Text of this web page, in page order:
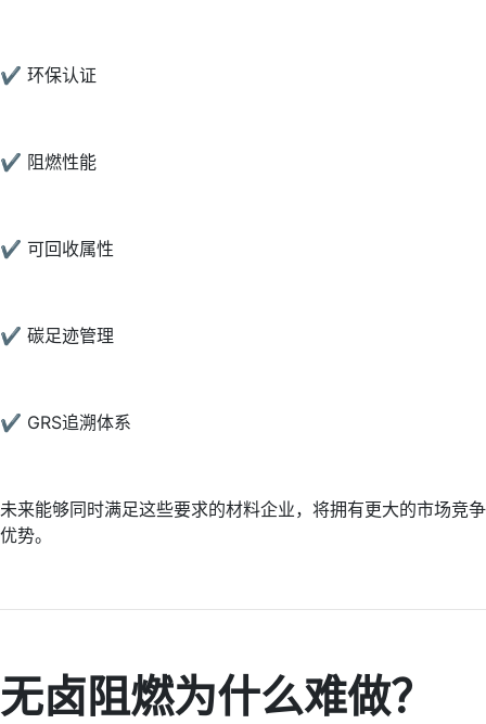
✔ 环保认证
✔ 阻燃性能
✔ 可回收属性
✔ 碳足迹管理
✔ GRS追溯体系
未来能够同时满足这些要求的材料企业，将拥有更大的市场竞争
优势。
无卤阻燃为什么难做？